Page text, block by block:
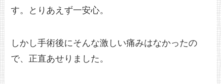
す。とりあえず一安心。
しかし手術後にそんな激しい痛みはなかったの
で、正直あせりました。